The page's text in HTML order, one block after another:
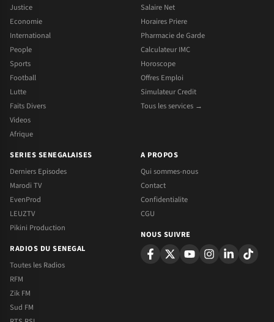
Justice
Economie
International
People
Sports
Football
Lutte
Faits Divers
Videos
Afrique
Salaire Net
Horaires Priere
Pharmacie de Garde
Calculateur IMC
Horoscope
Offres Emploi
Simulateur Credit
Tous les services →
SERIES SENEGALAISES
Derniers Episodes
Marodi TV
EvenProd
LEUZTV
Pikini Production
RADIOS DU SENEGAL
Toutes les Radios
RFM
Zik FM
Sud FM
A PROPOS
Qui sommes-nous
Contact
Confidentialite
CGU
NOUS SUIVRE